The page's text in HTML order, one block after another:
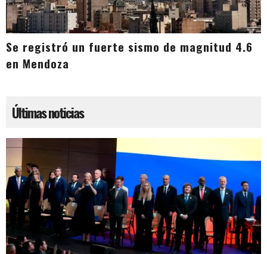
Se registró un fuerte sismo de magnitud 4.6
en Mendoza
Últimas noticias